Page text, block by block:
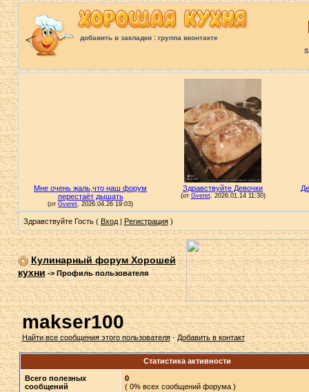
добавить в закладки: группа вконтакте
Здравствуйте Гость ( Вход| Регистрация)
Кулинарный форум Хорошей
кухни->Профиль пользователя
makser100
Найти все сообщения этого пользователя·Добавить в контакт
Статистика активности
Всего полезных
сообщений
0
( 0% всех сообщений форума )